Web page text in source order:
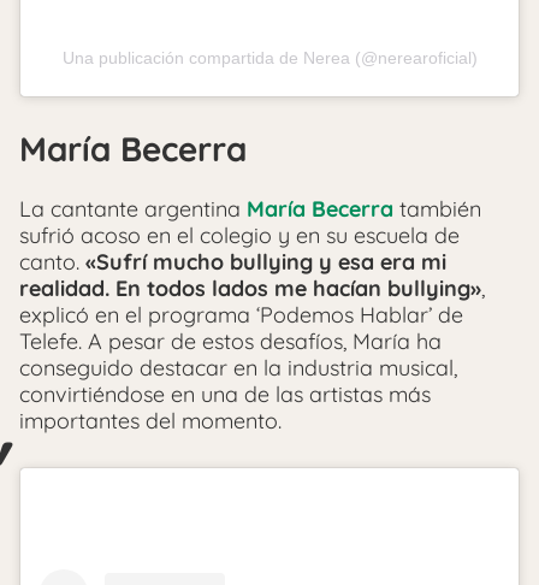
Una publicación compartida de Nerea (@nerearoficial)
María Becerra
La cantante argentina María Becerra también
sufrió acoso en el colegio y en su escuela de
canto. «Sufrí mucho bullying y esa era mi
realidad. En todos lados me hacían bullying»,
explicó en el programa ‘Podemos Hablar’ de
Telefe. A pesar de estos desafíos, María ha
conseguido destacar en la industria musical,
convirtiéndose en una de las artistas más
importantes del momento.